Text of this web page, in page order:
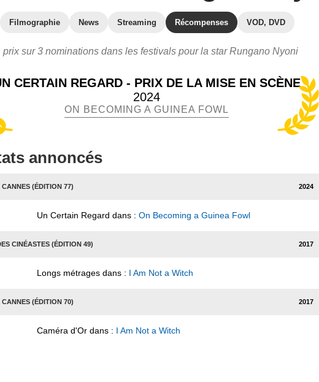
Filmographie News Streaming Récompenses VOD, DVD
prix sur 3 nominations dans les festivals pour la star Rungano Nyoni
CERTAIN REGARD - PRIX DE LA MISE EN SCÈNE
2024
ON BECOMING A GUINEA FOWL
annoncés
(ÉDITION 77) 2024
Un Certain Regard dans : On Becoming a Guinea Fowl
CINÉASTES (ÉDITION 49) 2017
Longs métrages dans : I Am Not a Witch
(ÉDITION 70) 2017
Caméra d'Or dans : I Am Not a Witch